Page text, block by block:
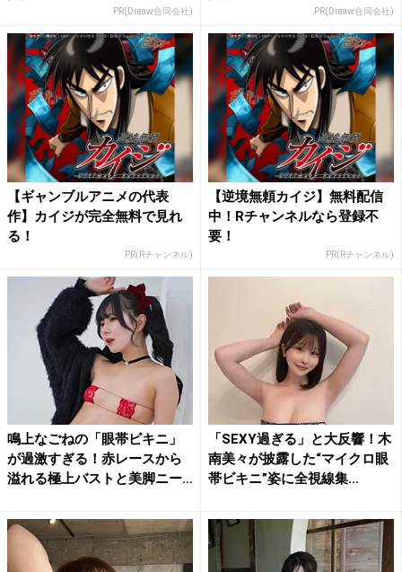
PR(Dreaw合同会社) PR(Dreaw合同会社)
【ギャンブルアニメの代表
作】カイジが完全無料で見れ
る！
PR(Rチャンネル)
【逆境無頼カイジ】無料配信
中！Rチャンネルなら登録不
要！
PR(Rチャンネル)
鳴上なごねの「眼帯ビキニ」
が過激すぎる！赤レースから
溢れる極上バストと美脚ニー
「SEXY過ぎる」と大反響！木
南美々が披露した“マイクロ眼
帯ビキニ”姿に全視線集...